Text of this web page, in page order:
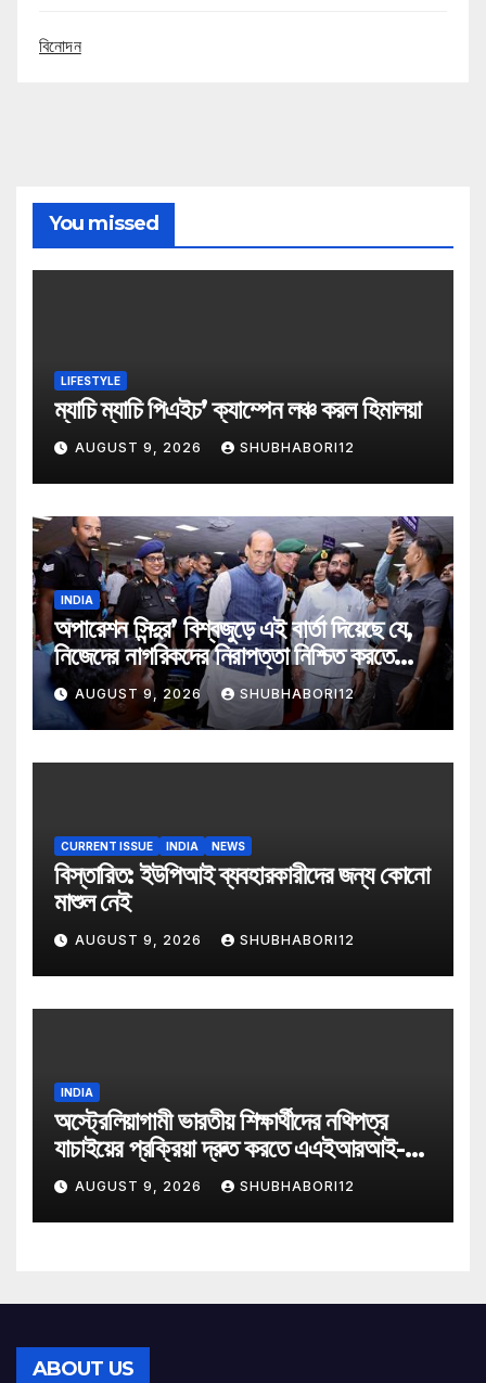
বিনোদন
You missed
LIFESTYLE
ম্যাচি ম্যাচি পিএইচ’ ক্যাম্পেন লঞ্চ করল হিমালয়া
AUGUST 9, 2026 SHUBHABORI12
INDIA
অপারেশন সিন্দুর’ বিশ্বজুড়ে এই বার্তা দিয়েছে যে,
নিজেদের নাগরিকদের নিরাপত্তা নিশ্চিত করতে
ভারত যে কোনও পদক্ষেপ নিতে প্রস্তুত:
প্রতিরক্ষামন্ত্রী
AUGUST 9, 2026 SHUBHABORI12
CURRENT ISSUE INDIA NEWS
বিস্তারিত: ইউপিআই ব্যবহারকারীদের জন্য কোনো
মাশুল নেই
AUGUST 9, 2026 SHUBHABORI12
INDIA
অস্ট্রেলিয়াগামী ভারতীয় শিক্ষার্থীদের নথিপত্র
যাচাইয়ের প্রক্রিয়া দ্রুত করতে এএইআরআই-এর
সঙ্গে অংশীদারিত্ব ডিজি-লকারের
AUGUST 9, 2026 SHUBHABORI12
ABOUT US